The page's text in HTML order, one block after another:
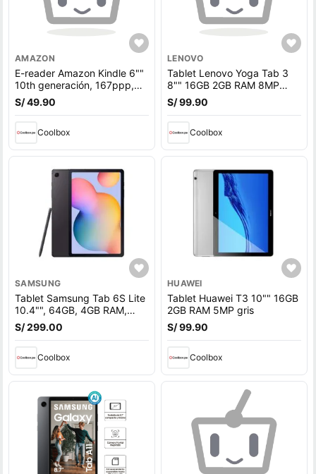
AMAZON
E-reader Amazon Kindle 6""
10th generación, 167ppp,
sin reflejos, 8GB, 512MB
ram, negro
S/ 49.90
Coolbox
LENOVO
Tablet Lenovo Yoga Tab 3
8"" 16GB 2GB RAM 8MP
negro
S/ 99.90
Coolbox
SAMSUNG
Tablet Samsung Tab 6S Lite
10.4"", 64GB, 4GB RAM,
cámara principal 8MP y
frontal 5MP, Octa-Core,
S/ 299.00
Coolbox
HUAWEI
Tablet Huawei T3 10"" 16GB
2GB RAM 5MP gris
S/ 99.90
Coolbox